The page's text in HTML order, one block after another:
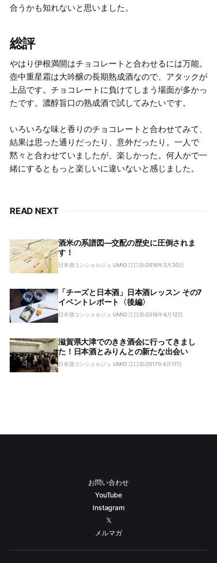
合うかも知れないと思いました。
総評
やはり伊根満開はチョコレートと合わせるには万能。
壺中重星霜は大吟醸の長期熟成酒なので、アタックが
上品です。チョコレートに負けてしまう場面が多かっ
たです。濃醇旨口の熟成酒で試してみたいです。
いろいろな味と香りのチョコレートと合わせてみて、
結果は思った通りだったり、意外だったり。一人で
黙々と合わせていましたが、楽しかった。何人かで一
緒にするともっと楽しいに違いないと感じました。
READ NEXT
酒米の系譜図―交配の歴史に圧倒されま
す！
日本酒コンシェルジュ UMIO 江口崇 2016年3月30日
「チーズと日本酒」日本酒レッスン その7
イベントレポート〈後編〉
日本酒コンシェルジュ UMIO 江口崇 2016年4月12日
滋賀県大津でのきき酒会に行ってきまし
た！日本酒とみりんとの新たな出会い
日本酒コンシェルジュ UMIO 江口崇 2017年4月17日
お問い合わせ
YouTube
Instagram
𝕏
メルマガ